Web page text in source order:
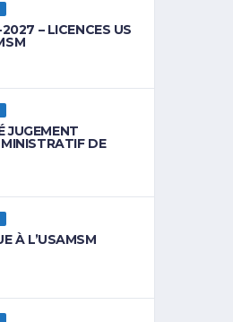
– LICENCES US
JUGEMENT
DE
À L’USAMSM